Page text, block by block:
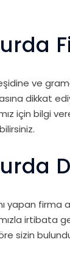
ve
dikkat
için bilgi
yapan firma
irtibata
sizin